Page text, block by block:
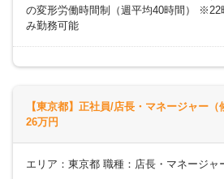
の変形労働時間制（週平均40時間） ※22
み勤務可能
【東京都】正社員/店長・マネージャー
26万円
エリア：東京都 職種：店長・マネージャ